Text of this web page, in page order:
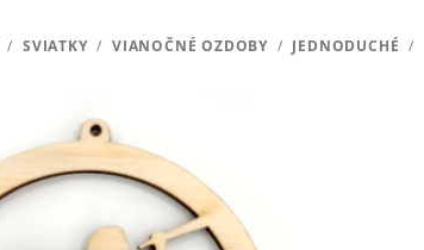
/ SVIATKY / VIANOČNÉ OZDOBY / JEDNODUCHÉ /